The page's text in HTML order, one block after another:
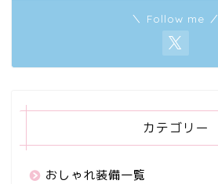
＼ Follow me ／
カテゴリー
おしゃれ装備一覧